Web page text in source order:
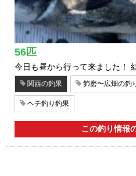
56匹
今日も昼から行って来ました！
関西の釣果 飾磨〜広畑の釣
ヘチ釣り釣果
この釣り情報